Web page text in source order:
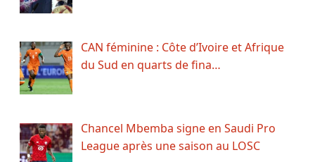
CAN féminine : Côte d’Ivoire et Afrique
du Sud en quarts de fina…
Chancel Mbemba signe en Saudi Pro
League après une saison au LOSC